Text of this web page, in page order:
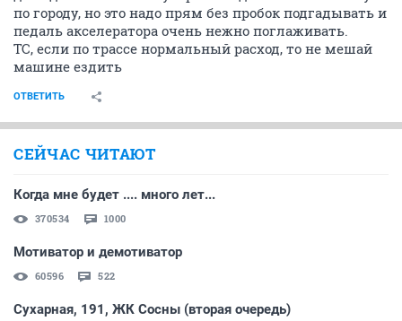
по городу, но это надо прям без пробок подгадывать и
педаль акселератора очень нежно поглаживать.
ТС, если по трассе нормальный расход, то не мешай
машине ездить
ОТВЕТИТЬ
СЕЙЧАС ЧИТАЮТ
Когда мне будет .... много лет...
370534 1000
Мотиватор и демотиватор
60596 522
Сухарная, 191, ЖК Сосны (вторая очередь)